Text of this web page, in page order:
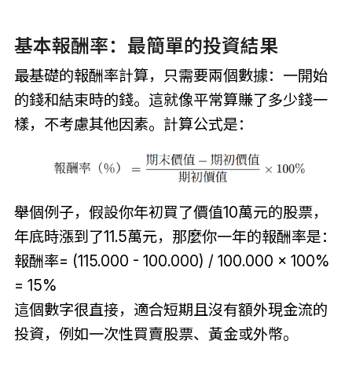
基本報酬率：最簡單的投資結果
最基礎的報酬率計算，只需要兩個數據：一開始
的錢和結束時的錢。這就像平常算賺了多少錢一
樣，不考慮其他因素。計算公式是：
舉個例子，假設你年初買了價值10萬元的股票，
年底時漲到了11.5萬元，那麼你一年的報酬率是：
報酬率= (115.000 - 100.000) / 100.000 × 100%
= 15%
這個數字很直接，適合短期且沒有額外現金流的
投資，例如一次性買賣股票、黃金或外幣。